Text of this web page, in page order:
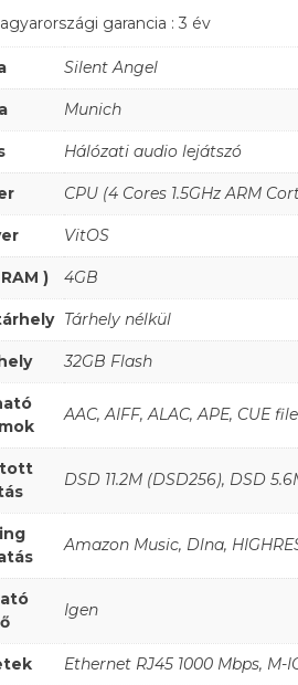
garancia : 3 év
Silent Angel
Munich
Hálózati audio lejátszó
CPU (4 Cores 1.5GHz ARM
VitOS
) 4GB
Tárhely nélkül
32GB Flash
AAC, AIFF, ALAC, APE, CUE
DSD 11.2M (DSD256), DSD
Amazon Music, Dlna,
Igen
Ethernet RJ45 1000 Mbps, M-